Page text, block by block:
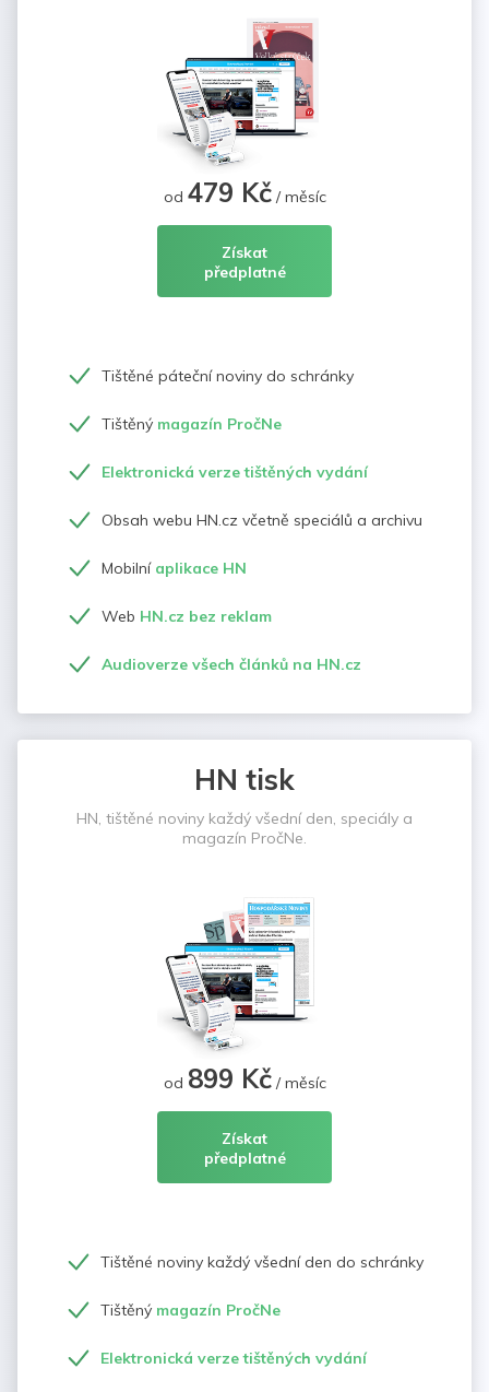
od 479 Kč/ měsíc
Získat
předplatné
Tištěné páteční noviny do schránky
Tištěný magazín PročNe
Elektronická verze tištěných vydání
Obsah webu HN.cz včetně speciálů a archivu
Mobilní aplikace HN
Web HN.cz bez reklam
Audioverze všech článků na HN.cz
HN tisk
HN, tištěné noviny každý všední den, speciály a
magazín PročNe.
od 899 Kč/ měsíc
Získat
předplatné
Tištěné noviny každý všední den do schránky
Tištěný magazín PročNe
Elektronická verze tištěných vydání